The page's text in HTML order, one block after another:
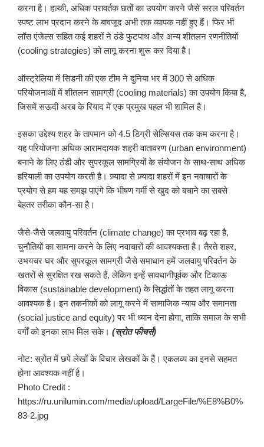
करना है। हल्की, अधिक परावर्तक छतों का उपयोग करने जैसे सरल परिवर्तन
स्पष्ट लाभ प्रदान करने के बावजूद अभी तक व्यापक नहीं हुए हैं। फिर भी
लॉस एंजेल्स सहित कई शहरों ने ठंडे फुटपाथ और अन्य शीतलन रणनीतियों
(cooling strategies) को लागू करना शुरू कर दिया है।
ऑस्ट्रेलिया में सिडनी की एक टीम ने दुनिया भर में 300 से अधिक
परियोजनाओं में शीतलन सामग्री (cooling materials) का उपयोग किया है,
जिसमें सऊदी अरब के रियाद में एक प्रमुख पहल भी शामिल है।
इसका उद्देश्य शहर के तापमान को 4.5 डिग्री सेल्सियस तक कम करना है।
यह परियोजना अधिक आरामदायक शहरी वातावरण (urban environment)
बनाने के लिए ठंडी और सुपरकूल सामग्रियों के संयोजन के साथ-साथ अधिक
हरियाली का उपयोग करती है। ज़्यादा से ज़्यादा शहरों में इन नवाचारों के
प्रयोग से हम यह समझ पाएंगे कि भीषण गर्मी से खुद को बचाने का सबसे
बेहतर तरीका कौन-सा है।
जैसे-जैसे जलवायु परिवर्तन (climate change) का प्रभाव बढ़ रहा है,
चुनौतियों का सामना करने के लिए नवाचारों की आवश्यकता है। तैरते शहर,
उभयचर घर और सुपरकूल सामग्री जैसे समाधान हमें जलवायु परिवर्तन के
खतरों से सुरक्षित रख सकते हैं, लेकिन इन्हें सावधानीपूर्वक और टिकाऊ
विकास (sustainable development) के सिद्धांतों के तहत लागू करना
आवश्यक है। इन तकनीकों को लागू करने में सामाजिक न्याय और समानता
(social justice and equity) पर भी ध्यान देना होगा, ताकि समाज के सभी
वर्गों को इनका लाभ मिल सके। (स्रोत फीचर्स)
नोट: स्रोत में छपे लेखों के विचार लेखकों के हैं। एकलव्य का इनसे सहमत
होना आवश्यक नहीं है।
Photo Credit :
https://ru.unilumin.com/media/upload/LargeFile/%E8%B0%
83-2.jpg